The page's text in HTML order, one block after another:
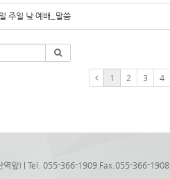
주일 낮 예배_말씀
1 2 3 4
역앞) | Tel. 055-366-1909 Fax.055-366-1908